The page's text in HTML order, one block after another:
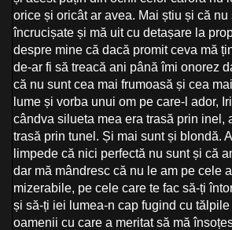
orice și oricât ar avea. Mai știu și că
încrucișate și mă uit cu detașare la
despre mine că dacă promit ceva mă
de-ar fi să treacă ani până îmi onorez
că nu sunt cea mai frumoasă și cea
lume și vorba unui om pe care-l ador,
cândva silueta mea era trasă prin inel,
trasă prin tunel. Și mai sunt și blondă.
limpede că nici perfectă nu sunt și că
dar mă mândresc că nu le am pe cele
mizerabile, pe cele care te fac să-ți
și să-ți iei lumea-n cap fugind cu
oamenii cu care a meritat să mă